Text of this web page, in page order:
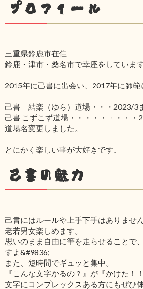
プロフィール
三重県鈴鹿市在住
鈴鹿・津市・桑名市で幸座をしています
2015年に己書に出会い、2017年に師範
己書 結楽（ゆら）道場・・・2023/3
己書 こずこず道場・・・・・・・・・
道場名変更しました。
とにかく楽しい事が大好きです。
己書の魅力
己書にはルールや上手下手はありません
老若男女楽しめます。
思いのまま自由に筆を走らせることで
すよ&#9836;
また、短時間でギュッと集中。
『こんな文字かるの？』が『かけた！
文字にコンプレックスある方にもぜひ